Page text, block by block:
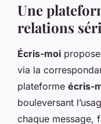
Une
relations
Écris-moi
via la
plateforme écris-
bouleversant
chaque message,